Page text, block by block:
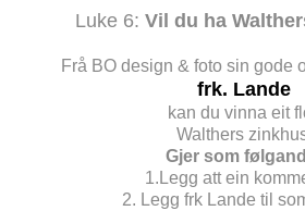
Luke 6: Vil du ha
Frå BO design & foto sin gode
frk. Lande
kan du vinna eit
Walthers
Gjer som
1.Legg att ein
2. Legg frk Lande til